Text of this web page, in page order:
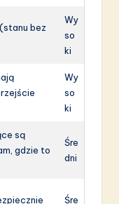
bez
Wy
so
ki
Wy
so
ki
są
gdzie to
Śre
dni
Śre